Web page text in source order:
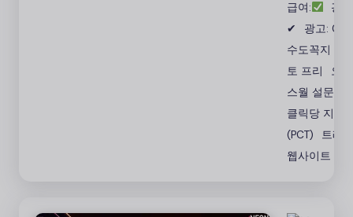
제로 인정받
급여:
광
✔
광고: 0%
수도꼭지 크
토 프리
오퍼
스월 설문조
클릭당 지불
(PCT)
트래
웹사이트